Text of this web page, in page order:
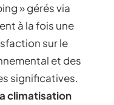
» gérés via
à la fois une
sur le
et des
significatives.
climatisation